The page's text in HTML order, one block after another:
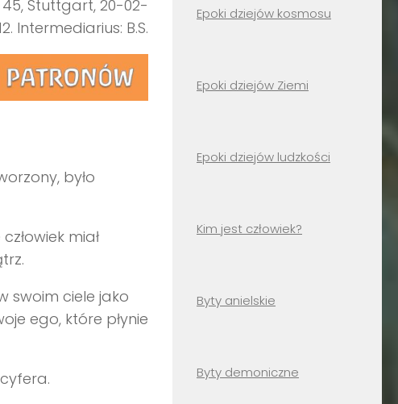
45, Stuttgart, 20-02-
Intermediarius: B.S.
było
miał
swoim ciele jako
ego, które płynie
Epoki dziejów kosmosu
Epoki dziejów Ziemi
Epoki dziejów ludzkości
Kim jest człowiek?
Byty anielskie
Byty demoniczne